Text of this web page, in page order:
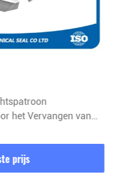
het Vervangen van
prijs